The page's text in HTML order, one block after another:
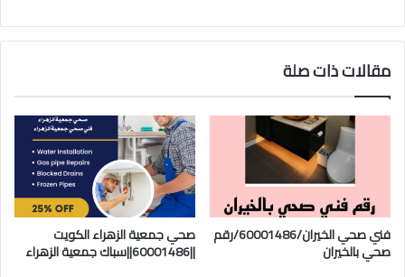
مقالات ذات صلة
فني صحي الخيران/60001486/رقم
صحي بالخيران
صحي جمعية الزهراء الكويت
||60001486||سباك جمعية الزهراء